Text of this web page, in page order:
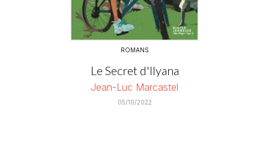
ROMANS
Le Secret d'Ilyana
Jean-Luc Marcastel
05/10/2022